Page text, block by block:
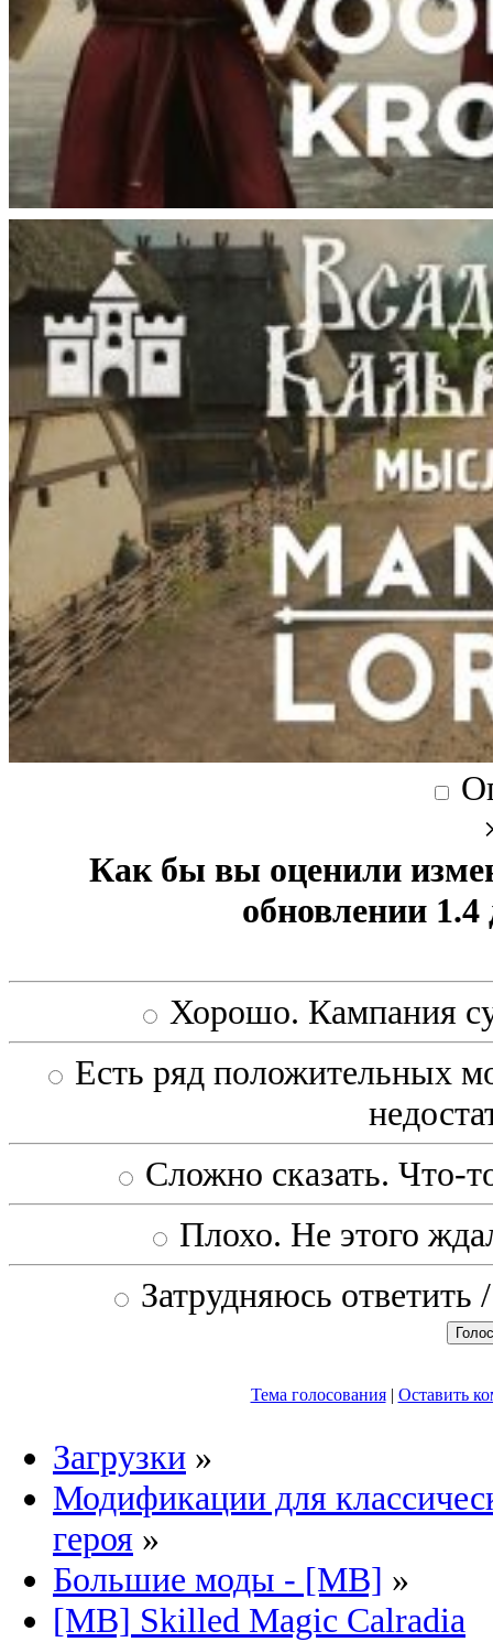
Как бы вы оценили
обновлении
Хорошо. Кампания
Есть ряд положительных
Сложно сказать. Что-
Плохо. Не этого
Затрудняюсь
Тема голосования| Оставить
Загрузки »
Модификации для
героя »
Большие моды - [MB] »
[MB] Skilled Magic Calradia